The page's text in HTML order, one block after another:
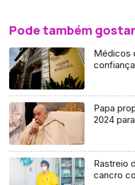
Pode também gostar
Médicos
Papa
2024
Rastreio
cancro